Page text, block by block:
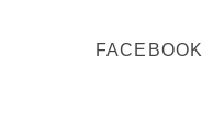
FACEBOOK